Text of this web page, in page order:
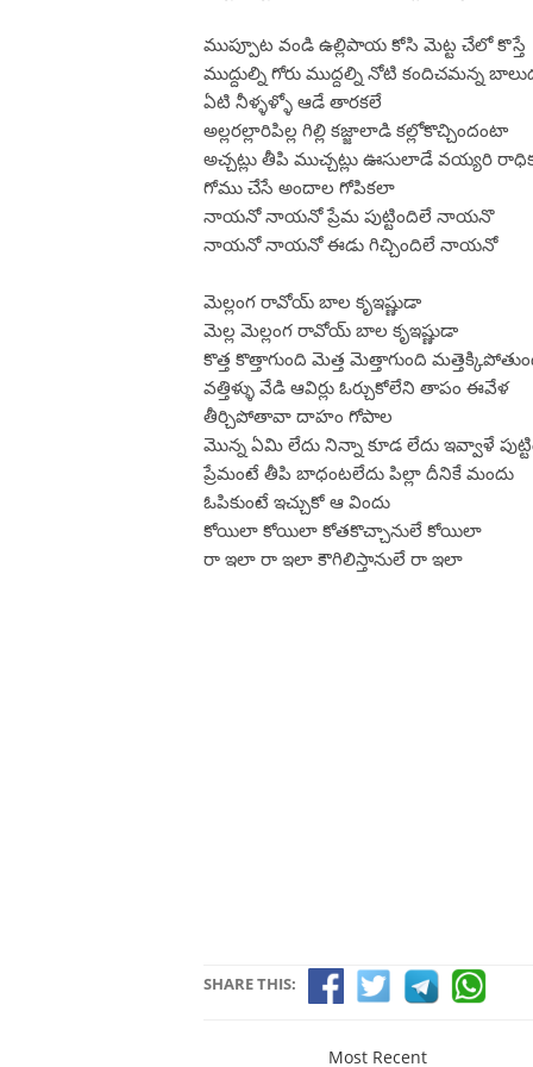
ముప్పూట వండి ఉల్లిపాయ కోసి మెట్ట చేలో కొస్తే
ముద్దుల్ని గోరు ముద్దల్ని నోటి కందిచమన్న
ఏటి నీళ్ళళ్ళో ఆడే తారకలే
అల్లరల్లారిపిల్ల గిల్లి కజ్జాలాడి కల్లోకొచ్చిందంటా
అచ్చట్లు తీపి ముచ్చట్లు ఊసులాడే వయ్యరి
గోము చేసే అందాల గోపికలా
నాయనో నాయనో ప్రేమ పుట్టిందిలే నాయనొ
నాయనో నాయనో ఈడు గిచ్చిందిలే నాయనో
మెల్లంగ రావోయ్ బాల కృఇష్ణుడా
మెల్ల మెల్లంగ రావోయ్ బాల కృఇష్ణుడా
కొత్త కొత్తాగుంది మెత్త మెత్తాగుంది
వత్తిళ్ళు వేడి ఆవిర్లు ఓర్చుకోలేని తాపం ఈవేళ
తీర్చిపోతావా దాహం గోపాల
మొన్న ఏమి లేదు నిన్నా కూడ లేదు ఇవ్వాళే
ప్రేమంటే తీపి బాధంటలేదు పిల్లా దీనికే మందు
ఓపికుంటే ఇచ్చుకో ఆ విందు
కోయిలా కోయిలా కోతకొచ్చానులే కోయిలా
రా ఇలా రా ఇలా కౌగిలిస్తానులే రా ఇలా
SHARE THIS:
Most Recent